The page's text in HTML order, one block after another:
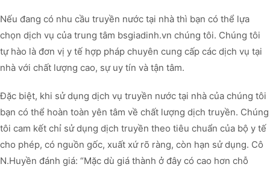
Nếu đang có nhu cầu truyền nước tại nhà thì bạn có thể lựa
chọn dịch vụ của trung tâm bsgiadinh.vn chúng tôi. Chúng tôi
tự hào là đơn vị y tế hợp pháp chuyên cung cấp các dịch vụ tại
nhà với chất lượng cao, sự uy tín và tận tâm.
Đặc biệt, khi sử dụng dịch vụ truyền nước tại nhà của chúng tôi
bạn có thể hoàn toàn yên tâm về chất lượng dịch truyền. Chúng
tôi cam kết chỉ sử dụng dịch truyền theo tiêu chuẩn của bộ y tế
cho phép, có nguồn gốc, xuất xứ rõ ràng, còn hạn sử dụng. Cô
N.Huyền đánh giá: “Mặc dù giá thành ở đây có cao hơn chỗ